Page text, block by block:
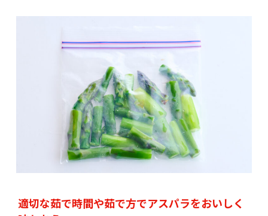
適切な茹で時間や茹で方でアスパラをおいしく